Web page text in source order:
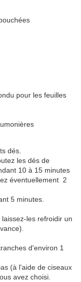
pour les feuilles
dés.
les dés de
10 à 15 minutes
éventuellement 2
5 minutes.
les refroidir un
d'environ 1
(à l'aide de ciseaux
avez choisi.